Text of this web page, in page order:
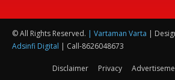
© All Rights Reserved. | Vartaman Varta |
Adsinfi Digital | Call-8626048673
Disclaimer Privacy